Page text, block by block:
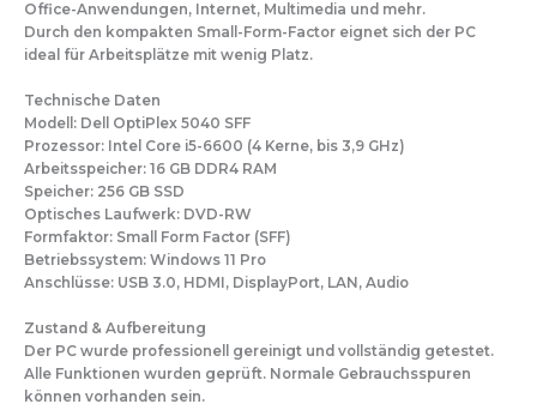
Office-Anwendungen, Internet, Multimedia und mehr.
Durch den kompakten Small-Form-Factor eignet sich der PC
ideal für Arbeitsplätze mit wenig Platz.
Technische Daten
Modell: Dell OptiPlex 5040 SFF
Prozessor: Intel Core i5-6600 (4 Kerne, bis 3,9 GHz)
Arbeitsspeicher: 16 GB DDR4 RAM
Speicher: 256 GB SSD
Optisches Laufwerk: DVD-RW
Formfaktor: Small Form Factor (SFF)
Betriebssystem: Windows 11 Pro
Anschlüsse: USB 3.0, HDMI, DisplayPort, LAN, Audio
Zustand & Aufbereitung
Der PC wurde professionell gereinigt und vollständig getestet.
Alle Funktionen wurden geprüft. Normale Gebrauchsspuren
können vorhanden sein.